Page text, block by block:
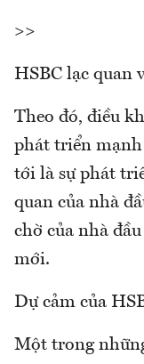
>>
HSBC lạc quan
Theo đó, điều
phát triển
tới là sự phát
quan của nhà
chờ của nhà
mới.
Dự cảm của
Một trong